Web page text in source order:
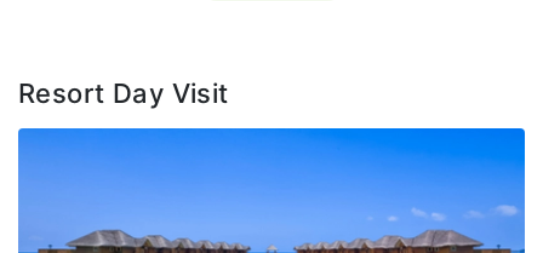
minuta na dubini od 5-8 m na obližnjem grebenu uz
pratnju stručnih lica , uz pogled na fascinantan podvodni
živo Maldiva, boca, maska, peraja, organizovani prevoz
Resort Day Visit